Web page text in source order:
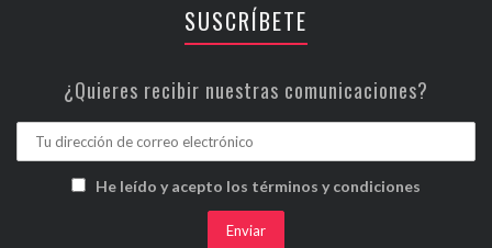
SUSCRÍBETE
¿Quieres recibir nuestras comunicaciones?
He leído y acepto los términos y condiciones